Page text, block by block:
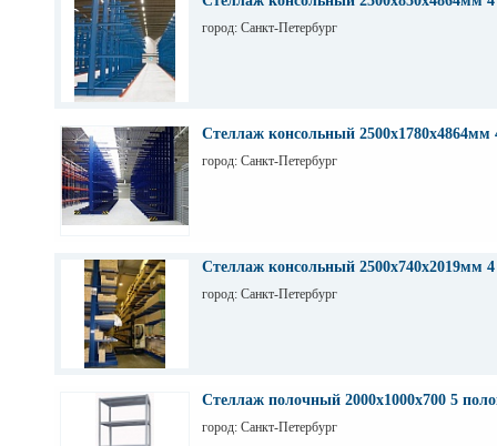
город: Санкт-Петербург
Стеллаж консольный 2500х1780х4864мм
город: Санкт-Петербург
Стеллаж консольный 2500х740х2019мм
город: Санкт-Петербург
Стеллаж полочный 2000х1000х700 5
город: Санкт-Петербург